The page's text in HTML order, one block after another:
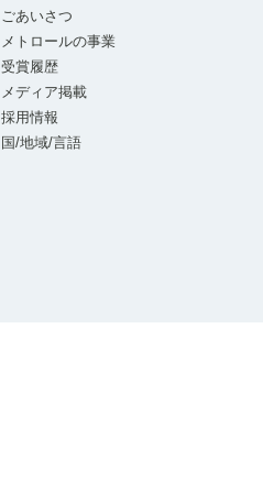
ごあいさつ
メトロールの事業
受賞履歴
メディア掲載
採用情報
国/地域/言語